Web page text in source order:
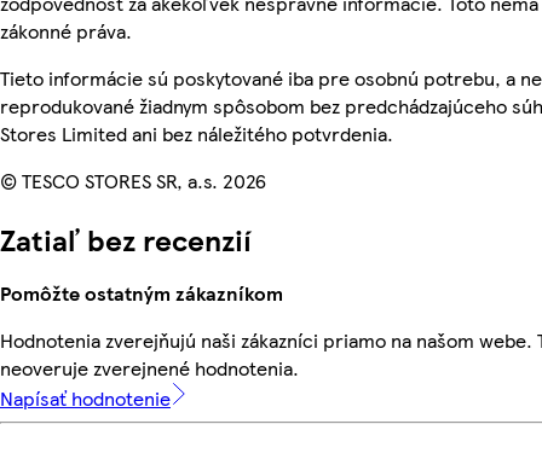
zákonné práva.
Tieto informácie sú poskytované iba pre osobnú potrebu, a
reprodukované žiadnym spôsobom bez predchádzajúceho
Stores Limited ani bez náležitého potvrdenia.
© TESCO STORES SR, a.s. 2026
Zatiaľ bez recenzií
Pomôžte ostatným zákazníkom
Hodnotenia zverejňujú naši zákazníci priamo na našom webe.
neoveruje zverejnené hodnotenia.
Napísať hodnotenie